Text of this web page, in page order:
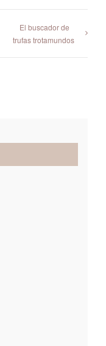
El buscador de
trufas trotamundos